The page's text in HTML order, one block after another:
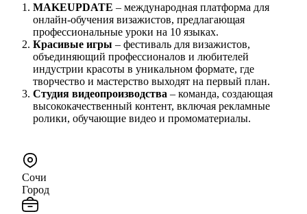
MAKEUPDATE – международная платформа для
онлайн-обучения визажистов, предлагающая
профессиональные уроки на 10 языках.
Красивые игры – фестиваль для визажистов,
объединяющий профессионалов и любителей
индустрии красоты в уникальном формате, где
творчество и мастерство выходят на первый план.
Студия видеопроизводства – команда, создающая
высококачественный контент, включая рекламные
ролики, обучающие видео и промоматериалы.
Сочи
Город